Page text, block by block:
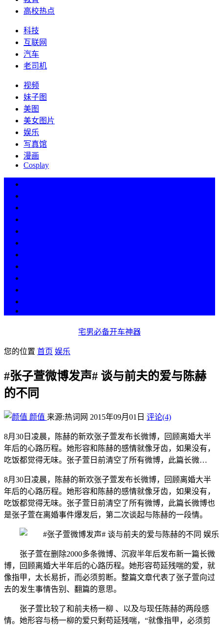
高校热点
科技
互联网
汽车
老司机
视频
妹子图
美图
美女图片
娱乐
写真馆
漫画
Cosplay
宅男必备开车神器
您的位置 首页 娱乐
#张子萱微博发声# 谈与前夫的爱与陈赫
的不同
颜值 来源:热词网 2015年09月01日 评论(4)
8月30日凌晨，陈赫的新欢张子萱发布长微博，回顾离婚大半
年后的心路历程。她形容和陈赫的感情就像牙齿，如果没有，
吃饭都觉得无味。张子萱日前清空了所有微博，此篇长微…
8月30日凌晨，陈赫的新欢张子萱发布长微博，回顾离婚大半
年后的心路历程。她形容和陈赫的感情就像牙齿，如果没有，
吃饭都觉得无味。张子萱日前清空了所有微博，此篇长微博也
是张子萱在离婚事件爆发后，第二次谈起与陈赫的一段情。
张子萱在删除2000多条微博、沉寂半年后发布新一篇长微
博，回顾离婚大半年后的心路历程。她形容苟延残喘的爱，就
像指甲，太长易折，而必须剪断。整篇文章代表了张子萱向过
去的发生事情告别、翻篇的意思。
张子萱比较了和前夫杨一柳 、以及与现任陈赫的两段感
情。她形容与杨一柳的爱只剩苟延残喘，“就像指甲，必须剪